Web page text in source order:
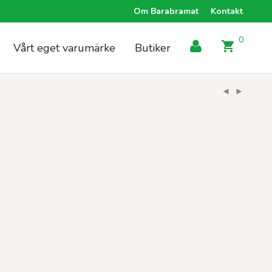
Om Barabramat Kontakt
Vårt eget varumärke Butiker
0